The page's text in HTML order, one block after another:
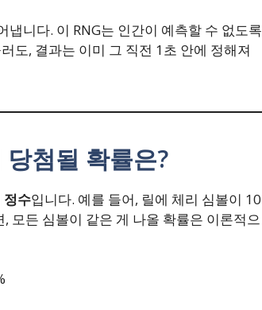
냅니다. 이 RNG는 인간이 예측할 수 없도록
도, 결과는 이미 그 직전 1초 안에 정해져
첨될 확률은?
정수입니다. 예를 들어, 릴에 체리 심볼이 10
모든 심볼이 같은 게 나올 확률은 이론적으